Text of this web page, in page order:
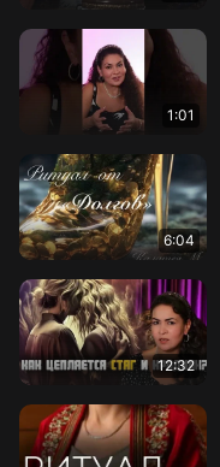
1:01
6:04
12:32